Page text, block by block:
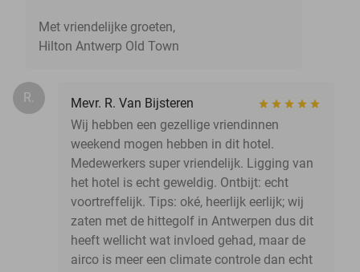
Met vriendelijke groeten,
Hilton Antwerp Old Town
R.
Mevr. R. Van Bijsteren
Wij hebben een gezellige vriendinnen
weekend mogen hebben in dit hotel.
Medewerkers super vriendelijk. Ligging van
het hotel is echt geweldig. Ontbijt: echt
voortreffelijk. Tips: oké, heerlijk eerlijk; wij
zaten met de hittegolf in Antwerpen dus dit
heeft wellicht wat invloed gehad, maar de
airco is meer een climate controle dan echt